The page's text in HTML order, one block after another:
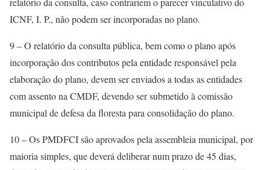
ICNF, I. P., não podem ser incorporadas no plano.
9 – O relatório da consulta pública, bem como o plano após
incorporação dos contributos pela entidade responsável pela
elaboração do plano, devem ser enviados a todas as entidades
com assento na CMDF, devendo ser submetido à comissão
municipal de defesa da floresta para consolidação do plano.
10 – Os PMDFCI são aprovados pela assembleia municipal, por
maioria simples, que deverá deliberar num prazo de 45 dias,